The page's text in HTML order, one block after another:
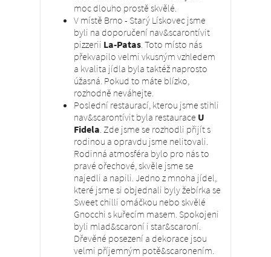
moc dlouho prostě skvělé.
V místě Brno - Starý Lískovec jsme
byli na doporučení nav&scarontívit
pizzerii La-Patas. Toto místo nás
překvapilo velmi vkusným vzhledem
a kvalita jídla byla taktéž naprosto
úžasná. Pokud to máte blízko,
rozhodně neváhejte.
Poslední restaurací, kterou jsme stihli
nav&scarontívit byla restaurace U
Fidela. Zde jsme se rozhodli přijít s
rodinou a opravdu jsme nelitovali.
Rodinná atmosféra bylo pro nás to
pravé ořechové, skvěle jsme se
najedli a napili. Jedno z mnoha jídel,
které jsme si objednali byly žebírka se
Sweet chilli omáčkou nebo skvělé
Gnocchi s kuřecím masem. Spokojeni
byli mlad&scaroní i star&scaroní.
Dřevěné posezení a dekorace jsou
velmi příjemným potě&scaronením.